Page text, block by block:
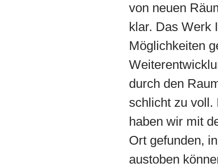
von neuen
klar. Das Werk
Möglichkeiten
durch den
schlicht zu voll.
haben wir mit
Ort gefunden,
austoben